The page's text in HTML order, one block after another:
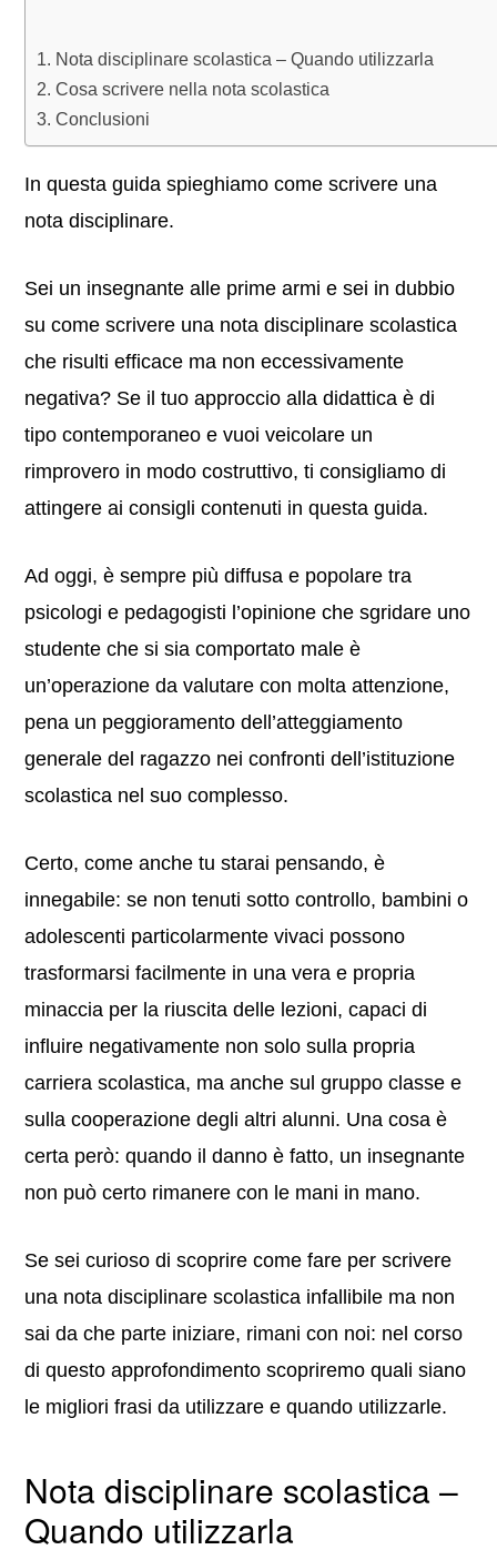
Nota disciplinare scolastica – Quando utilizzarla
Cosa scrivere nella nota scolastica
Conclusioni
In questa guida spieghiamo come scrivere una
nota disciplinare.
Sei un insegnante alle prime armi e sei in dubbio
su come scrivere una nota disciplinare scolastica
che risulti efficace ma non eccessivamente
negativa? Se il tuo approccio alla didattica è di
tipo contemporaneo e vuoi veicolare un
rimprovero in modo costruttivo, ti consigliamo di
attingere ai consigli contenuti in questa guida.
Ad oggi, è sempre più diffusa e popolare tra
psicologi e pedagogisti l’opinione che sgridare uno
studente che si sia comportato male è
un’operazione da valutare con molta attenzione,
pena un peggioramento dell’atteggiamento
generale del ragazzo nei confronti dell’istituzione
scolastica nel suo complesso.
Certo, come anche tu starai pensando, è
innegabile: se non tenuti sotto controllo, bambini o
adolescenti particolarmente vivaci possono
trasformarsi facilmente in una vera e propria
minaccia per la riuscita delle lezioni, capaci di
influire negativamente non solo sulla propria
carriera scolastica, ma anche sul gruppo classe e
sulla cooperazione degli altri alunni. Una cosa è
certa però: quando il danno è fatto, un insegnante
non può certo rimanere con le mani in mano.
Se sei curioso di scoprire come fare per scrivere
una nota disciplinare scolastica infallibile ma non
sai da che parte iniziare, rimani con noi: nel corso
di questo approfondimento scopriremo quali siano
le migliori frasi da utilizzare e quando utilizzarle.
Nota disciplinare scolastica –
Quando utilizzarla